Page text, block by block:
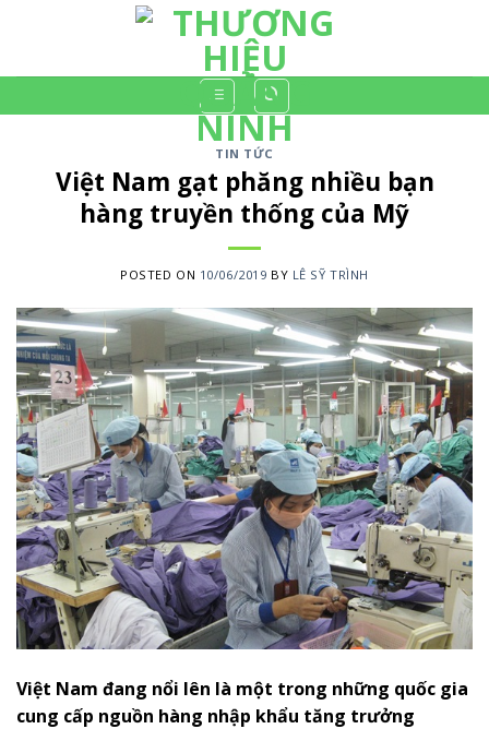
TIN TỨC
Việt Nam gạt phăng nhiều bạn
hàng truyền thống của Mỹ
POSTED ON 10/06/2019 BY LÊ SỸ TRÌNH
Việt Nam đang nổi lên là một trong những quốc gia
cung cấp nguồn hàng nhập khẩu tăng trưởng